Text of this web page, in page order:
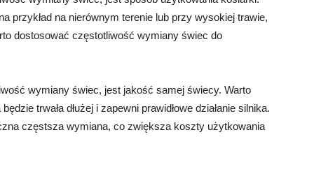
przykład na nierównym terenie lub przy wysokiej trawie,
dostosować częstotliwość wymiany świec do
wymiany świec, jest jakość samej świecy. Warto
trwała dłużej i zapewni prawidłowe działanie silnika.
częstsza wymiana, co zwiększa koszty użytkowania